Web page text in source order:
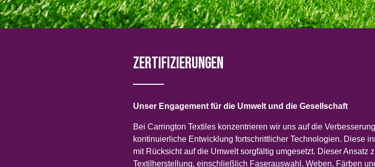
ICELAND, NORWAY &
SWEDEN
IRELAND & REPUBLIC
OF IRELAND
Zertifizierungen
Unser Engagement für die Umwelt und die Gesellschaft
Bei Carrington Textiles konzentrieren wir uns auf die
kontinuierliche Entwicklung fortschrittlicher Technologien. Diese
mit Rücksicht auf die Umwelt sorgfältig umgesetzt. Dieser Ansatz
Textilherstellung, einschließlich Faserauswahl, Weben, Färben